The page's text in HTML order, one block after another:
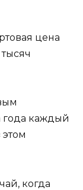
цена
года каждый
этом
когда